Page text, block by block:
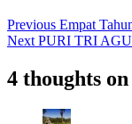
Previous Empat
Next PURI TRI
4 thoughts on